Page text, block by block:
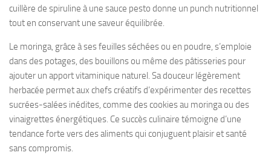
cuillère de spiruline à une sauce pesto donne un punch nutritionnel
tout en conservant une saveur équilibrée.
Le moringa, grâce à ses feuilles séchées ou en poudre, s’emploie
dans des potages, des bouillons ou même des pâtisseries pour
ajouter un apport vitaminique naturel. Sa douceur légèrement
herbacée permet aux chefs créatifs d’expérimenter des recettes
sucrées-salées inédites, comme des cookies au moringa ou des
vinaigrettes énergétiques. Ce succès culinaire témoigne d’une
tendance forte vers des aliments qui conjuguent plaisir et santé
sans compromis.